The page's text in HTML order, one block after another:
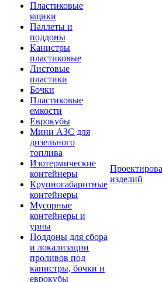
Пластиковые
ящики
Паллеты и
поддоны
Канистры
пластиковые
Листовые
пластики
Бочки
Пластиковые
емкости
Еврокубы
Мини АЗС для
дизельного
топлива
Изотермические
контейнеры
Крупногабаритные
контейнеры
Мусорные
контейнеры и
урны
Поддоны для сбора
и локализации
проливов под
канистры, бочки и
еврокубы
изделий